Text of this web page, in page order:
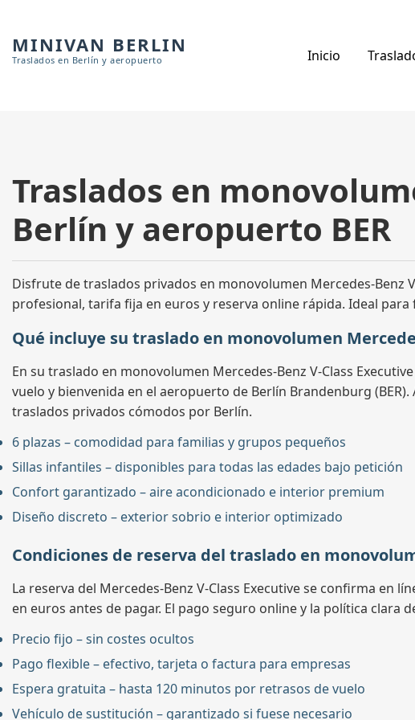
MINIVAN BERLIN
Traslados en Berlín y aeropuerto Inicio
Traslados en
Berlín y aeropuerto BER
Disfrute de traslados privados en monovolumen Mercedes-Benz
profesional, tarifa fija en euros y reserva online rápida. Ideal
Qué incluye su traslado en monovolumen
En su traslado en monovolumen Mercedes-Benz V-Class
vuelo y bienvenida en el aeropuerto de Berlín Brandenburg
traslados privados cómodos por Berlín.
6 plazas – comodidad para familias y grupos pequeños
Sillas infantiles – disponibles para todas las edades bajo petición
Confort garantizado – aire acondicionado e interior premium
Diseño discreto – exterior sobrio e interior optimizado
Condiciones de reserva del traslado en
La reserva del Mercedes-Benz V-Class Executive se confirma en
en euros antes de pagar. El pago seguro online y la política clara
Precio fijo – sin costes ocultos
Pago flexible – efectivo, tarjeta o factura para empresas
Espera gratuita – hasta 120 minutos por retrasos de vuelo
Vehículo de sustitución – garantizado si fuese necesario